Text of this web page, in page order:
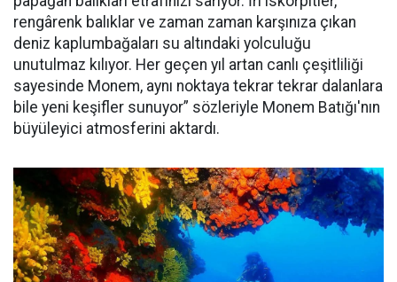
rengârenk balıklar ve zaman zaman karşınıza çıkan
deniz kaplumbağaları su altındaki yolculuğu
unutulmaz kılıyor. Her geçen yıl artan canlı çeşitliliği
sayesinde Monem, aynı noktaya tekrar tekrar dalanlara
bile yeni keşifler sunuyor” sözleriyle Monem Batığı'nın
büyüleyici atmosferini aktardı.